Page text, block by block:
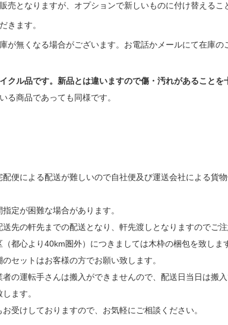
売となりますが、オプションで新しいものに付け替えるこ
きます。
が無くなる場合がございます。お電話かメールにて在庫の
クル品です。新品とは違いますので傷・汚れがあることを
る商品であっても同様です。
便による配送が難しいので自社便及び運送会社による貨
定が困難な場合があります。
先の軒先までの配送となり、軒先渡しとなりますのでご注
都心より40km圏外）につきましては木枠の梱包を致しま
セットはお客様の方でお願い致します。
の運転手さんは搬入ができませんので、配送日当日は搬
ます。
受けしておりますので、お気軽にご相談ください。